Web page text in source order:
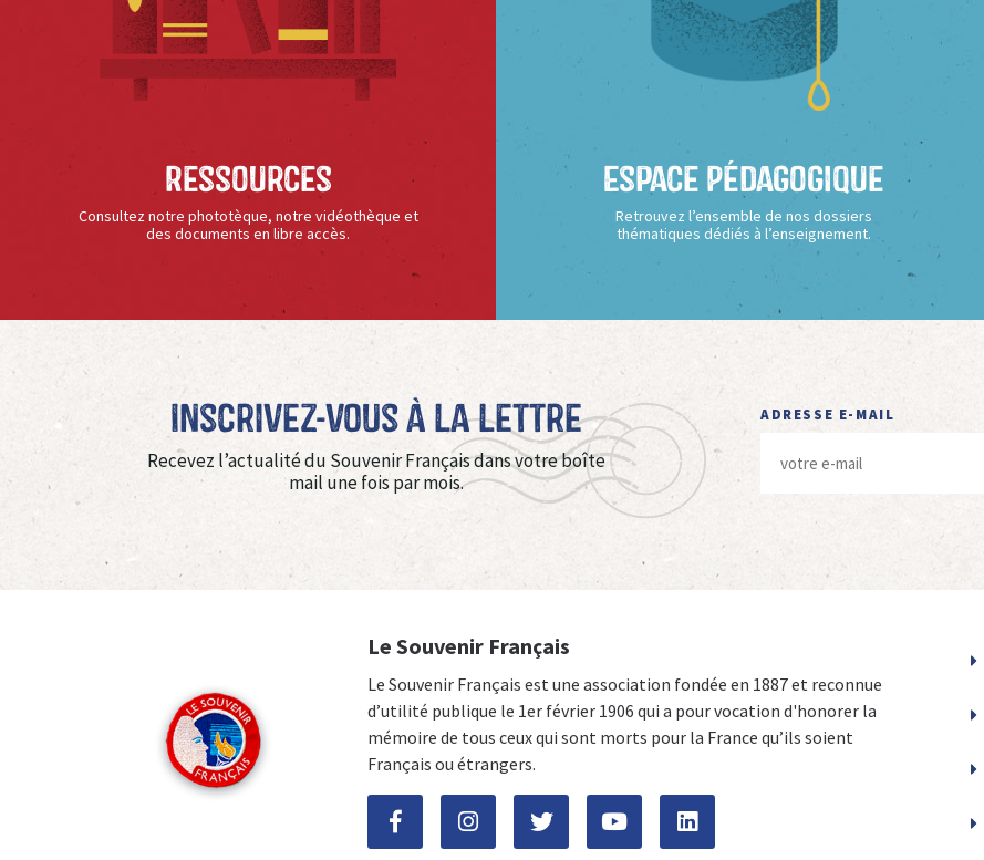
Ressources
Consultez notre phototèque, notre vidéothèque et
des documents en libre accès.
Espace Pédagogique
Retrouvez l’ensemble de nos dossiers
thématiques dédiés à l’enseignement.
Inscrivez-vous à La Lettre
Recevez l’actualité du Souvenir Français dans votre boîte
mail une fois par mois.
ADRESSE E-MAIL
Le Souvenir Français
Le Souvenir Français est une association fondée en 1887 et reconnue
d’utilité publique le 1er février 1906 qui a pour vocation d'honorer la
mémoire de tous ceux qui sont morts pour la France qu’ils soient
Français ou étrangers.